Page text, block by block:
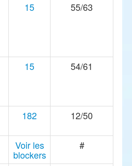
15 55/63
15 54/61
182 12/50
Voir les
blockers
#